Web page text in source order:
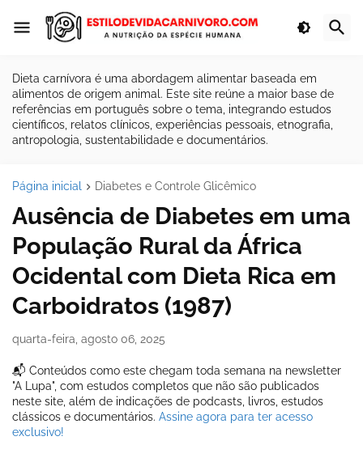
Dieta carnívora é uma abordagem alimentar baseada em
alimentos de origem animal. Este site reúne a maior base de
referências em português sobre o tema, integrando estudos
científicos, relatos clínicos, experiências pessoais, etnografia,
antropologia, sustentabilidade e documentários.
Página inicial Diabetes e Controle Glicêmico
Ausência de Diabetes em uma
População Rural da África
Ocidental com Dieta Rica em
Carboidratos (1987)
quarta-feira, agosto 06, 2025
📬 Conteúdos como este chegam toda semana na newsletter
"A Lupa", com estudos completos que não são publicados
neste site, além de indicações de podcasts, livros, estudos
clássicos e documentários. Assine agora para ter acesso
exclusivo!